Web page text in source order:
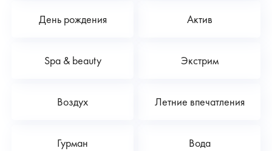
День рождения Актив
Spa & beauty Экстрим
Воздух Летние впечатления
Гурман Вода